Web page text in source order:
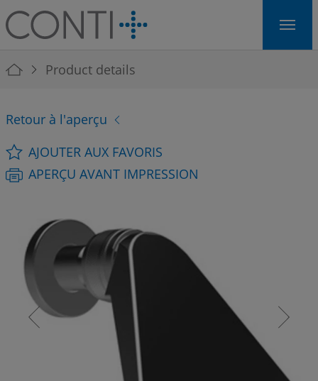
Skip to main navigation
Skip to main content
Skip to page footer
You are here:
Product details
Retour à l'aperçu
AJOUTER AUX FAVORIS
APERÇU AVANT IMPRESSION